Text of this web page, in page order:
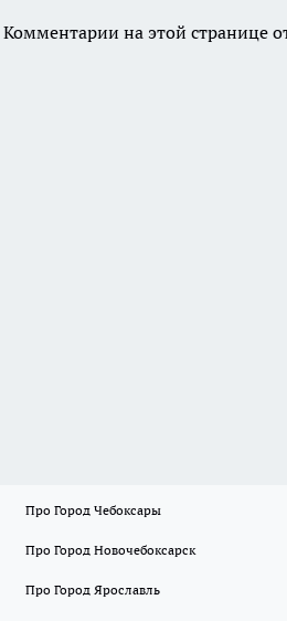
Комментарии на этой странице
Про Город Чебоксары
Про Город Новочебоксарск
Про Город Ярославль